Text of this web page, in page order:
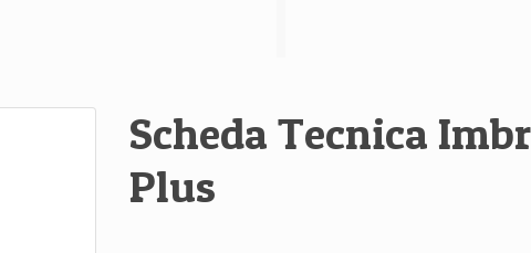
Scheda Tecnica
Plus